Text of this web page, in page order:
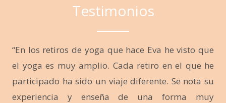
Testimonios
“En los retiros de yoga que hace Eva he visto que
el yoga es muy amplio. Cada retiro en el que he
participado ha sido un viaje diferente. Se nota su
experiencia y enseña de una forma muy